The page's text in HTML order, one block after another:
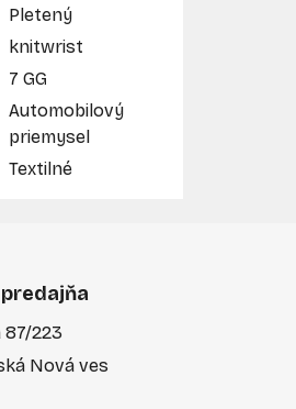
Pletený
knitwrist
7 GG
Automobilový
priemysel
Textilné
87/223
Nová ves